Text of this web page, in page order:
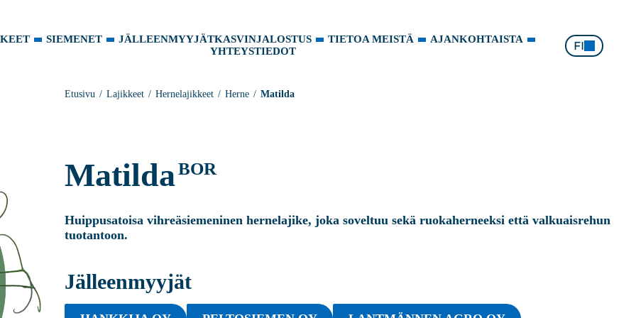
SIEMENET JÄLLEENMYYJÄTKASVINJALOSTUS TIETOA MEISTÄ
AJANKOHTAISTA
YHTEYSTIEDOT
FI
Etusivu Lajikkeet Hernelajikkeet Herne Matilda
MatildaBOR
Huippusatoisa vihreäsiemeninen hernelajike, joka soveltuu sekä ruokaherneeksi että valkuaisrehun
tuotantoon.
Jälleenmyyjät